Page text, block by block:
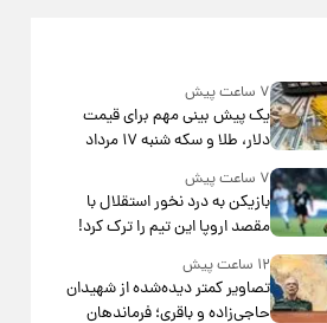
۷ ساعت پیش
یک پیش ‌بینی مهم برای قیمت
دلار، طلا و سکه شنبه ۱۷ مرداد
۱۴۰۵
۷ ساعت پیش
بازیکن به درد نخور استقلال با
مقصد اروپا این تیم را ترک کرد!
۱۲ ساعت پیش
تصاویر کمتر دیده‌شده از شهیدان
حاجی‌زاده و باقری؛ فرماندهان